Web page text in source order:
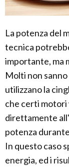
La potenza del
tecnica
importante, ma
Molti non
utilizzano la
che certi
direttamente
potenza
In questo caso
energia, ed i